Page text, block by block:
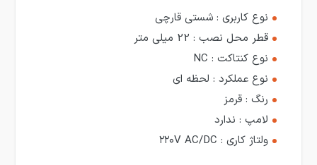
نوع کاربری : شستی قارچی
قطر محل نصب : 22 میلی متر
نوع کنتاکت : NC
نوع عملکرد : لحظه ای
رنگ : قرمز
لامپ : ندارد
ولتاژ کاری : ۲۲۰V AC/DC